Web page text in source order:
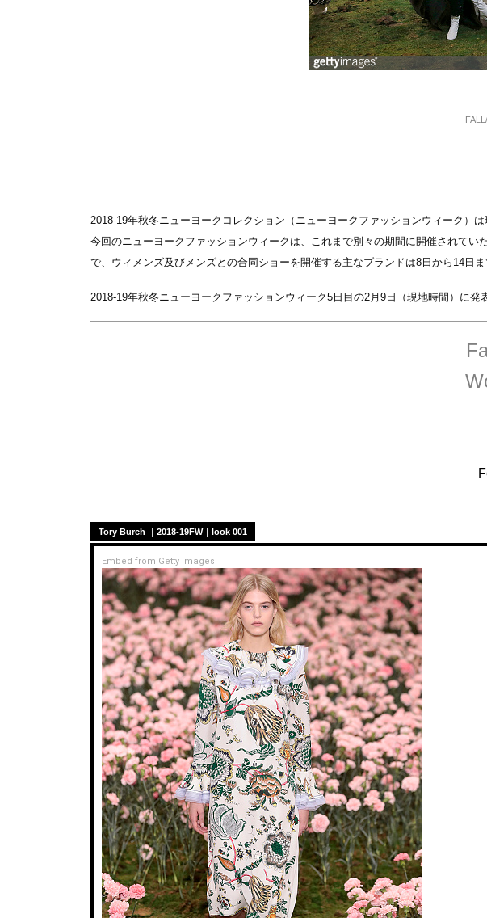
2018-19年秋冬ニューヨークコレクション（ニューヨークファッションウィーク）
今回のニューヨークファッションウィークは、これまで別々の期間に開催されて
で、ウィメンズ及びメンズとの合同ショーを開催する主なブランドは8日から14日ま
2018-19年秋冬ニューヨークファッションウィーク5日目の2月9日（現地時間）に
Tory Burch ｜2018-19FW｜look 001
Embed from Getty Images